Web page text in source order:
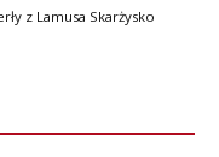
z Lamusa Skarżysko